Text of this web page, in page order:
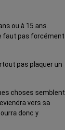
ou à 15 ans.
faut pas forcément
pas plaquer un
choses semblent
vers sa
donc y